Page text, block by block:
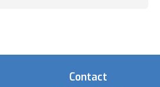
Contact